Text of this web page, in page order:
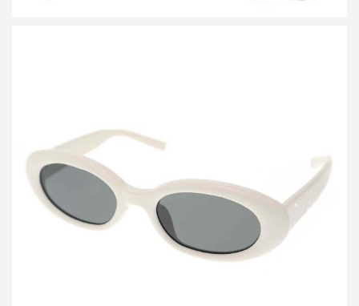
メゾン マルジェラ ジェントルモンスター MM107 LETHER サング
買取金額15,000円
詳しく見る